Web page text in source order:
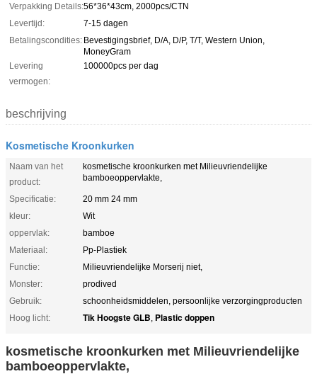
Verpakking Details:56*36*43cm, 2000pcs/CTN
Levertijd:
7-15 dagen
Betalingscondities: Bevestigingsbrief, D/A, D/P, T/T, Western Union,
MoneyGram
Levering
vermogen:
100000pcs per dag
beschrijving
Kosmetische Kroonkurken
Naam van het
product:
kosmetische kroonkurken met Milieuvriendelijke
bamboeoppervlakte,
Specificatie:
20 mm 24 mm
kleur:
Wit
oppervlak:
bamboe
Materiaal:
Pp-Plastiek
Functie:
Milieuvriendelijke Morserij niet,
Monster:
prodived
Gebruik:
schoonheidsmiddelen, persoonlijke verzorgingproducten
Hoog licht:
Tik Hoogste GLB, Plastic doppen
kosmetische kroonkurken met Milieuvriendelijke
bamboeoppervlakte,